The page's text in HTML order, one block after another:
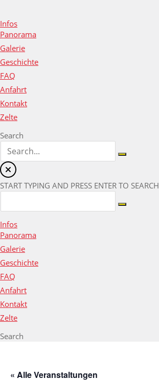
Infos
Panorama
Galerie
Geschichte
FAQ
Anfahrt
Kontakt
Zelte
Search
START TYPING AND PRESS ENTER TO SEARCH
Infos
Panorama
Galerie
Geschichte
FAQ
Anfahrt
Kontakt
Zelte
Search
« Alle Veranstaltungen